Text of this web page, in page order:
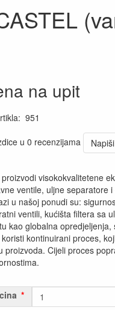
na upit
: 951
u 0 recenzijama
visokokvalitetene
ventile, uljne separatore
u našoj ponudi su:
ventili, kućišta filtera sa
kao globalna
kontinuirani proces,
proizvoda. Cijeli proces